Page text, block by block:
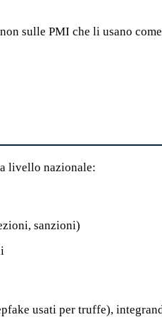
sulle PMI che li usano
livello nazionale:
sanzioni)
usati per truffe),